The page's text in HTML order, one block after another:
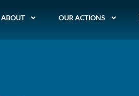
ABOUT OUR ACTIONS